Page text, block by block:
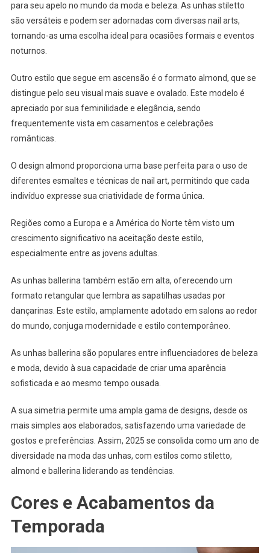
para seu apelo no mundo da moda e beleza. As unhas stiletto
são versáteis e podem ser adornadas com diversas nail arts,
tornando-as uma escolha ideal para ocasiões formais e eventos
noturnos.
Outro estilo que segue em ascensão é o formato almond, que se
distingue pelo seu visual mais suave e ovalado. Este modelo é
apreciado por sua feminilidade e elegância, sendo
frequentemente vista em casamentos e celebrações
românticas.
O design almond proporciona uma base perfeita para o uso de
diferentes esmaltes e técnicas de nail art, permitindo que cada
indivíduo expresse sua criatividade de forma única.
Regiões como a Europa e a América do Norte têm visto um
crescimento significativo na aceitação deste estilo,
especialmente entre as jovens adultas.
As unhas ballerina também estão em alta, oferecendo um
formato retangular que lembra as sapatilhas usadas por
dançarinas. Este estilo, amplamente adotado em salons ao redor
do mundo, conjuga modernidade e estilo contemporâneo.
As unhas ballerina são populares entre influenciadores de beleza
e moda, devido à sua capacidade de criar uma aparência
sofisticada e ao mesmo tempo ousada.
A sua simetria permite uma ampla gama de designs, desde os
mais simples aos elaborados, satisfazendo uma variedade de
gostos e preferências. Assim, 2025 se consolida como um ano de
diversidade na moda das unhas, com estilos como stiletto,
almond e ballerina liderando as tendências.
Cores e Acabamentos da
Temporada